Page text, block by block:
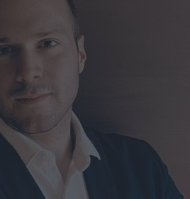
EN VERANO Y SUPERA AL MÓVIL COMO
COMERCIAL GLOBAL
INSPIRADA EN CORNETTO, CALIPPO Y SOLERO
EL PATRIMONIO HISTÓRICO EN ACTIVOS
LA GESTIÓN DE SUS RELACIONES CON LOS MEDIOS
EN SU ÚLTIMA CAMPAÑA INTERNACIONAL
DE MARCA A LARGO PLAZO Y LA MEDICIÓN SON DOS